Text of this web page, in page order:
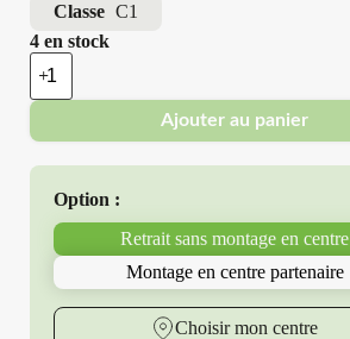
Classe C1
4 en stock
quantité
de
Minerva
Pneus
Neufs
195/50R15
F209
Ajouter au panier
Option :
Retrait sans montage en centre
Montage en centre partenaire
Choisir mon centre